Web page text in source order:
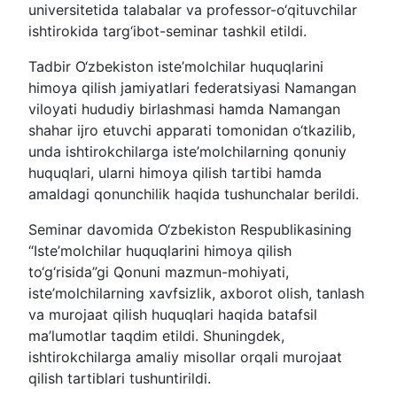
universitetida talabalar va professor-o‘qituvchilar
ishtirokida targ‘ibot-seminar tashkil etildi.
Tadbir O‘zbekiston iste’molchilar huquqlarini
himoya qilish jamiyatlari federatsiyasi Namangan
viloyati hududiy birlashmasi hamda Namangan
shahar ijro etuvchi apparati tomonidan o‘tkazilib,
unda ishtirokchilarga iste’molchilarning qonuniy
huquqlari, ularni himoya qilish tartibi hamda
amaldagi qonunchilik haqida tushunchalar berildi.
Seminar davomida O‘zbekiston Respublikasining
“Iste’molchilar huquqlarini himoya qilish
to‘g‘risida”gi Qonuni mazmun-mohiyati,
iste’molchilarning xavfsizlik, axborot olish, tanlash
va murojaat qilish huquqlari haqida batafsil
ma’lumotlar taqdim etildi. Shuningdek,
ishtirokchilarga amaliy misollar orqali murojaat
qilish tartiblari tushuntirildi.